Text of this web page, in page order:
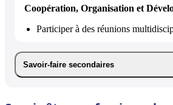
Coopération, Organisation et
Participer à des réunions
Savoir-faire secondaires